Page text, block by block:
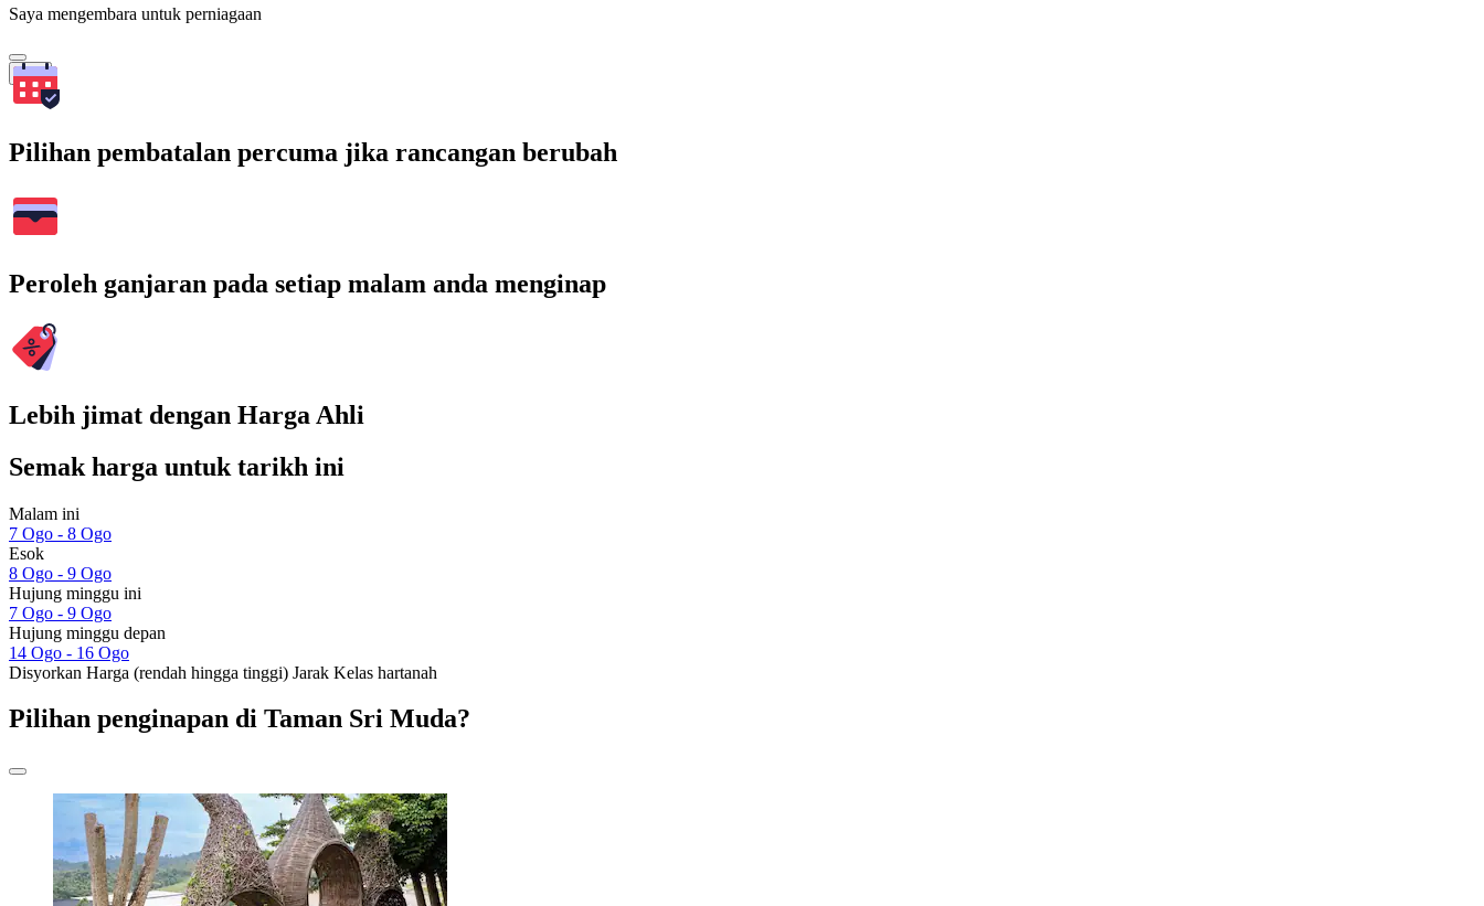
Saya mengembara untuk perniagaan
Cari
Pilihan pembatalan percuma jika rancangan berubah
Peroleh ganjaran pada setiap malam anda menginap
Lebih jimat dengan Harga Ahli
Semak harga untuk tarikh ini
Malam ini
7 Ogo - 8 Ogo
Esok
8 Ogo - 9 Ogo
Hujung minggu ini
7 Ogo - 9 Ogo
Hujung minggu depan
14 Ogo - 16 Ogo
Disyorkan Harga (rendah hingga tinggi) Jarak Kelas hartanah
Pilihan penginapan di Taman Sri Muda?